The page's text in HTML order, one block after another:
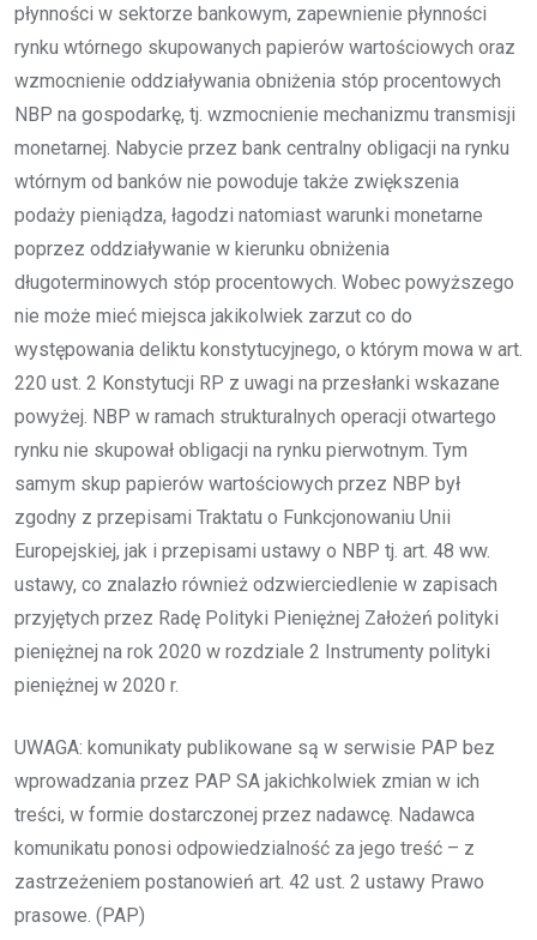
płynności w sektorze bankowym, zapewnienie płynności
rynku wtórnego skupowanych papierów wartościowych oraz
wzmocnienie oddziaływania obniżenia stóp procentowych
NBP na gospodarkę, tj. wzmocnienie mechanizmu transmisji
monetarnej. Nabycie przez bank centralny obligacji na rynku
wtórnym od banków nie powoduje także zwiększenia
podaży pieniądza, łagodzi natomiast warunki monetarne
poprzez oddziaływanie w kierunku obniżenia
długoterminowych stóp procentowych. Wobec powyższego
nie może mieć miejsca jakikolwiek zarzut co do
występowania deliktu konstytucyjnego, o którym mowa w art.
220 ust. 2 Konstytucji RP z uwagi na przesłanki wskazane
powyżej. NBP w ramach strukturalnych operacji otwartego
rynku nie skupował obligacji na rynku pierwotnym. Tym
samym skup papierów wartościowych przez NBP był
zgodny z przepisami Traktatu o Funkcjonowaniu Unii
Europejskiej, jak i przepisami ustawy o NBP tj. art. 48 ww.
ustawy, co znalazło również odzwierciedlenie w zapisach
przyjętych przez Radę Polityki Pieniężnej Założeń polityki
pieniężnej na rok 2020 w rozdziale 2 Instrumenty polityki
pieniężnej w 2020 r.
UWAGA: komunikaty publikowane są w serwisie PAP bez
wprowadzania przez PAP SA jakichkolwiek zmian w ich
treści, w formie dostarczonej przez nadawcę. Nadawca
komunikatu ponosi odpowiedzialność za jego treść – z
zastrzeżeniem postanowień art. 42 ust. 2 ustawy Prawo
prasowe. (PAP)